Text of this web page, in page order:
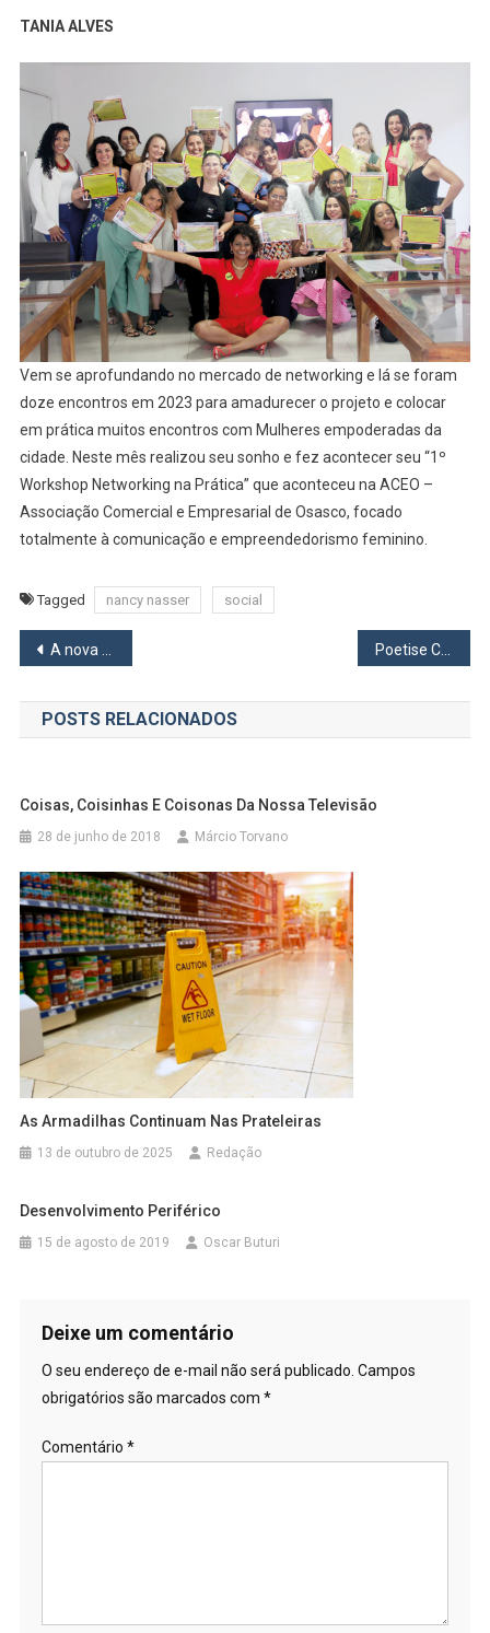
TANIA ALVES
Vem se aprofundando no mercado de networking e lá se foram
doze encontros em 2023 para amadurecer o projeto e colocar
em prática muitos encontros com Mulheres empoderadas da
cidade. Neste mês realizou seu sonho e fez acontecer seu “1º
Workshop Networking na Prática” que aconteceu na ACEO –
Associação Comercial e Empresarial de Osasco, focado
totalmente à comunicação e empreendedorismo feminino.
Tagged nancy nasser social
Navegação
de
Post
A nova novela da Globo Poetise Conecta: uma plataforma online para poetas de Osasco e região
POSTS RELACIONADOS
Coisas, Coisinhas E Coisonas Da Nossa Televisão
28 de junho de 2018 Márcio Torvano
As Armadilhas Continuam Nas Prateleiras
13 de outubro de 2025 Redação
Desenvolvimento Periférico
15 de agosto de 2019 Oscar Buturi
Deixe um comentário
O seu endereço de e-mail não será publicado. Campos
obrigatórios são marcados com *
Comentário *